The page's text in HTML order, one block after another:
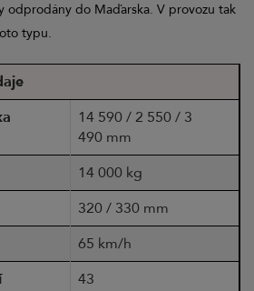
odprodány do Maďarska. V provozu tak
typu.
14 590 / 2 550 / 3
490 mm
14 000 kg
320 / 330 mm
65 km/h
43